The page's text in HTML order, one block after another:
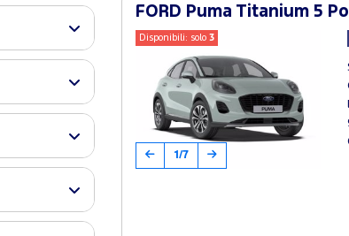
FORD Puma Titanium 5
Disponibili: solo 3
1/7